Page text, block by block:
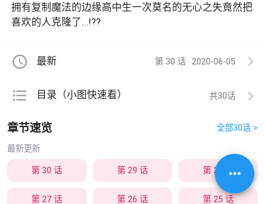
more_horiz
拥有复制魔法的边缘高中生一次莫名的无心之失竟然把
喜欢的人克隆了...!??
access_time 最新 第 30 话 2020-06-05
format_list_bulleted 目录（小图快速看） 共30
章节速览 全部30话 >
最新更新
第 30 话 第 29 话 第 28 话
第 27 话 第 26 话 第 25 话